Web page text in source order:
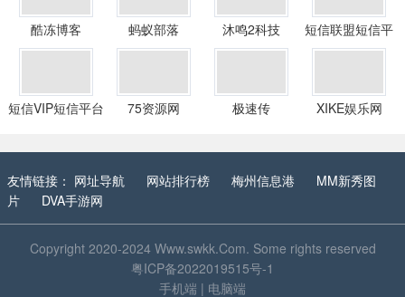
酷冻博客 蚂蚁部落 沐鸣2科技
短信联盟短信平
台
短信VIP短信平台 75资源网 极速传 XIKE娱乐网
友情链接： 网址导航 网站排行榜 梅州信息港
MM新秀图
片
DVA手游网
Copyright 2020-2024 Www.swkk.Com. Some rights reserved
粤ICP备2022019515号-1
手机端 | 电脑端